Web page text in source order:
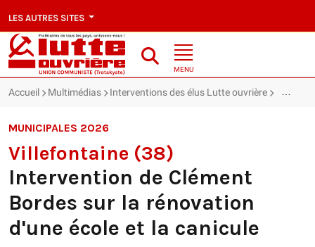
LES AUTRES SITES
MENU
Accueil Multimédias Interventions des élus Lutte ouvrière
MUNICIPALES 2026
Villefontaine (38)
Intervention de Clément
Bordes sur la rénovation
d'une école et la canicule